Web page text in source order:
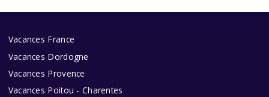
Vacances France
Vacances Dordogne
Vacances Provence
Vacances Poitou - Charentes